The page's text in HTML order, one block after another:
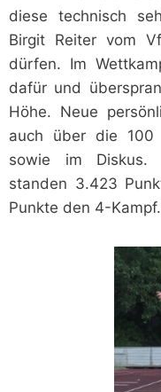
diese technisch
Birgit Reiter vom
dürfen. Im
dafür und
Höhe. Neue
auch über die 100
sowie im Diskus.
standen 3.423
Punkte den 4-Kampf.